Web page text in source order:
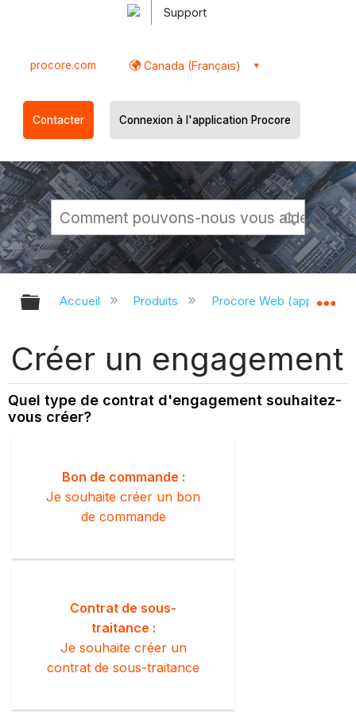
Support
procore.com Canada (Français)
Contacter Connexion à l'application Procore
Développer/réduire la hiérarchie
Accueil Produits Procore Web
Créer un engagement
Quel type de contrat d'engagement souhaitez-
vous créer?
Bon de commande :
Je souhaite créer un bon
de commande
Contrat de sous-
traitance :
Je souhaite créer un
contrat de sous-traitance